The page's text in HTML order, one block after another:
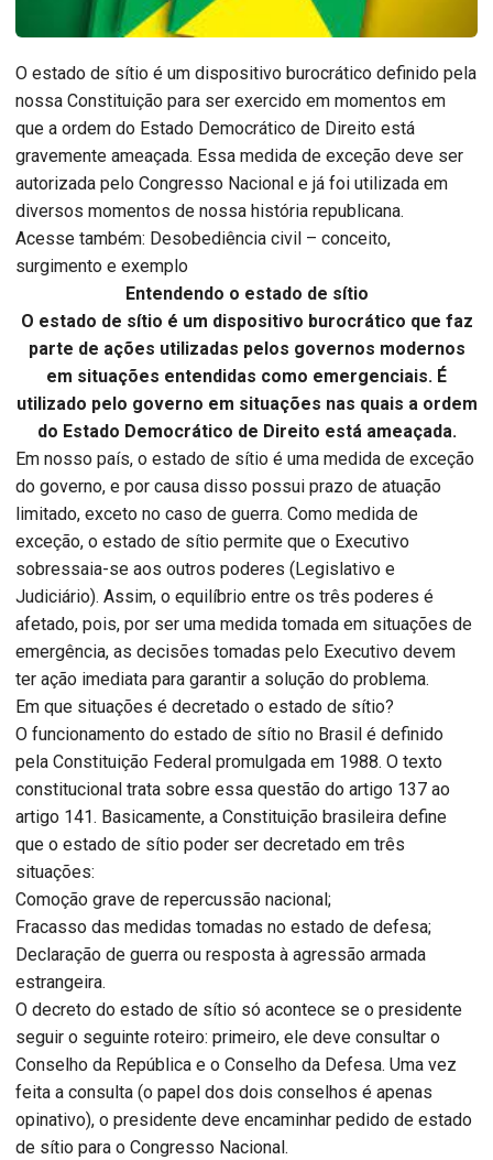
O estado de sítio é um dispositivo burocrático definido pela
nossa Constituição para ser exercido em momentos em
que a ordem do Estado Democrático de Direito está
gravemente ameaçada. Essa medida de exceção deve ser
autorizada pelo Congresso Nacional e já foi utilizada em
diversos momentos de nossa história republicana.
Acesse também: Desobediência civil – conceito,
surgimento e exemplo
Entendendo o estado de sítio
O estado de sítio é um dispositivo burocrático que faz
parte de ações utilizadas pelos governos modernos
em situações entendidas como emergenciais. É
utilizado pelo governo em situações nas quais a ordem
do Estado Democrático de Direito está ameaçada.
Em nosso país, o estado de sítio é uma medida de exceção
do governo, e por causa disso possui prazo de atuação
limitado, exceto no caso de guerra. Como medida de
exceção, o estado de sítio permite que o Executivo
sobressaia-se aos outros poderes (Legislativo e
Judiciário). Assim, o equilíbrio entre os três poderes é
afetado, pois, por ser uma medida tomada em situações de
emergência, as decisões tomadas pelo Executivo devem
ter ação imediata para garantir a solução do problema.
Em que situações é decretado o estado de sítio?
O funcionamento do estado de sítio no Brasil é definido
pela Constituição Federal promulgada em 1988. O texto
constitucional trata sobre essa questão do artigo 137 ao
artigo 141. Basicamente, a Constituição brasileira define
que o estado de sítio poder ser decretado em três
situações:
Comoção grave de repercussão nacional;
Fracasso das medidas tomadas no estado de defesa;
Declaração de guerra ou resposta à agressão armada
estrangeira.
O decreto do estado de sítio só acontece se o presidente
seguir o seguinte roteiro: primeiro, ele deve consultar o
Conselho da República e o Conselho da Defesa. Uma vez
feita a consulta (o papel dos dois conselhos é apenas
opinativo), o presidente deve encaminhar pedido de estado
de sítio para o Congresso Nacional.